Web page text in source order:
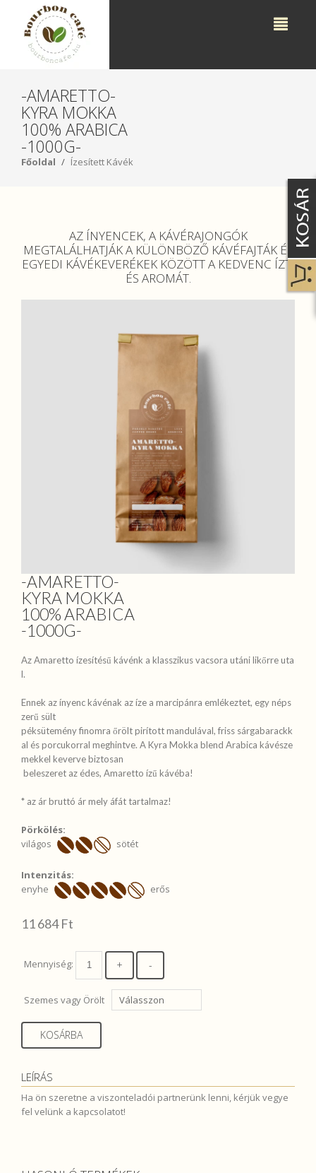
-AMARETTO-
KYRA MOKKA
100% ARABICA
-1000G-
Főoldal Ízesített Kávék
AZ ÍNYENCEK, A KÁVÉRAJONGÓK
MEGTALÁLHATJÁK A KÜLÖNBÖZŐ KÁVÉFAJTÁK ÉS
EGYEDI KÁVÉKEVERÉKEK KÖZÖTT A KEDVENC ÍZT,
ÉS AROMÁT.
-AMARETTO-
KYRA MOKKA
100% ARABICA
-1000G-
Az Amaretto ízesítésű kávénk a klasszikus vacsora utáni likőrre uta
l.
Ennek az ínyenc kávénak az íze a marcipánra emlékeztet, egy néps
zerű sült
péksütemény finomra őrölt pirított mandulával, friss sárgabarackk
al és porcukorral meghintve. A Kyra Mokka blend Arabica kávésze
mekkel keverve biztosan
* az ár bruttó ár mely áfát tartalmaz!
Pörkölés:
világos
sötét
Intenzitás:
enyhe
erős
11 684 Ft
Mennyiség:
Szemes vagy Örölt
KOSÁRBA
LEÍRÁS
Ha ön szeretne a viszonteladói partnerünk lenni, kérjük vegye
fel velünk a kapcsolatot!